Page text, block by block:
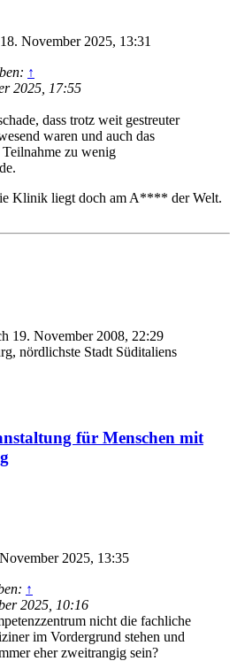
November 2025, 13:31
↑
2025, 17:55
dass trotz weit gestreuter
waren und auch das
zu wenig
Klinik liegt doch am A**** der Welt.
19. November 2008, 22:29
nördlichste Stadt Süditaliens
für Menschen mit
2025, 13:35
↑
2025, 10:16
nicht die fachliche
im Vordergrund stehen und
eher zweitrangig sein?